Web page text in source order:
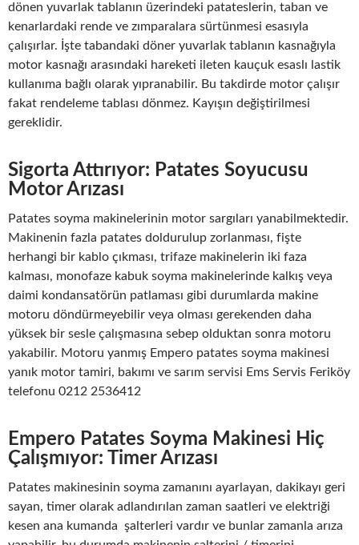
dönen yuvarlak tablanın üzerindeki patateslerin, taban ve
kenarlardaki rende ve zımparalara sürtünmesi esasıyla
çalışırlar. İşte tabandaki döner yuvarlak tablanın kasnağıyla
motor kasnağı arasındaki hareketi ileten kauçuk esaslı lastik
kullanıma bağlı olarak yıpranabilir. Bu takdirde motor çalışır
fakat rendeleme tablası dönmez. Kayışın değiştirilmesi
gereklidir.
Sigorta Attırıyor: Patates Soyucusu
Motor Arızası
Patates soyma makinelerinin motor sargıları yanabilmektedir.
Makinenin fazla patates doldurulup zorlanması, fişte
herhangi bir kablo çıkması, trifaze makinelerin iki faza
kalması, monofaze kabuk soyma makinelerinde kalkış veya
daimi kondansatörün patlaması gibi durumlarda makine
motoru döndürmeyebilir veya olması gerekenden daha
yüksek bir sesle çalışmasına sebep olduktan sonra motoru
yakabilir. Motoru yanmış Empero patates soyma makinesi
yanık motor tamiri, bakımı ve sarım servisi Ems Servis Feriköy
telefonu 0212 2536412
Empero Patates Soyma Makinesi Hiç
Çalışmıyor: Timer Arızası
Patates makinesinin soyma zamanını ayarlayan, dakikayı geri
sayan, timer olarak adlandırılan zaman saatleri ve elektriği
kesen ana kumanda şalterleri vardır ve bunlar zamanla arıza